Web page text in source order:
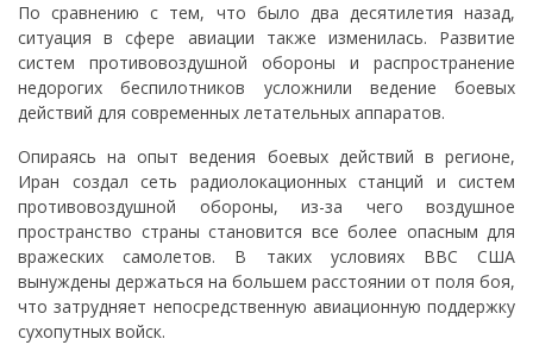
По сравнению с тем, что было два десятилетия назад,
ситуация в сфере авиации также изменилась. Развитие
систем противовоздушной обороны и распространение
недорогих беспилотников усложнили ведение боевых
действий для современных летательных аппаратов.
Опираясь на опыт ведения боевых действий в регионе,
Иран создал сеть радиолокационных станций и систем
противовоздушной обороны, из-за чего воздушное
пространство страны становится все более опасным для
вражеских самолетов. В таких условиях ВВС США
вынуждены держаться на большем расстоянии от поля боя,
что затрудняет непосредственную авиационную поддержку
сухопутных войск.